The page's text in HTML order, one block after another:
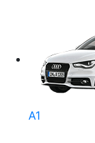
A1